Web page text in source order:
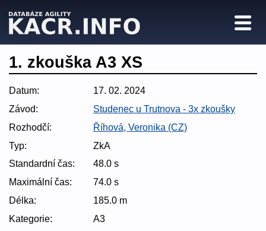
1. zkouška A3 XS
Datum:
17. 02. 2024
Závod:
Studenec u Trutnova - 3x zkoušky
Rozhodčí:
Říhová, Veronika (CZ)
Typ:
ZkA
Standardní čas:
48.0 s
Maximální čas:
74.0 s
Délka:
185.0 m
Kategorie:
A3